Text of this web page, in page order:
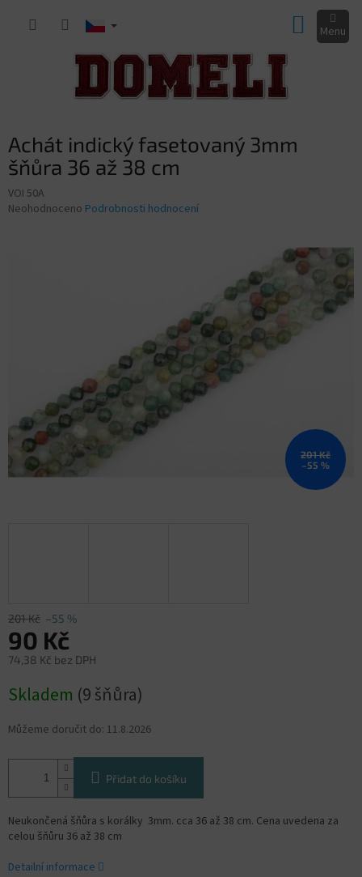
KOŠÍK
Achát indický fasetovaný 3mm
šňůra 36 až 38 cm
VOI 50A
Průměrné
Neohodnoceno Podrobnosti hodnocení
201 Kč
–55 %
201 Kč –55 %
90 Kč
74,38 Kč bez DPH
cena:
Skladem (9 šňůra)
Můžeme doručit do: 11.8.2026
Přidat do košíku
Neukončená šňůra s korálky 3mm. cca 36 až 38 cm. Cena uvedena za
celou šňůru 36 až 38 cm
Detailní informace